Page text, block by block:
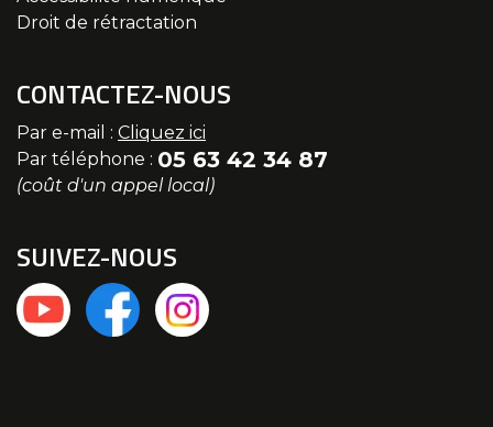
Droit de rétractation
CONTACTEZ-NOUS
Par e-mail : Cliquez ici
Par téléphone : 05 63 42 34 87
(coût d'un appel local)
SUIVEZ-NOUS